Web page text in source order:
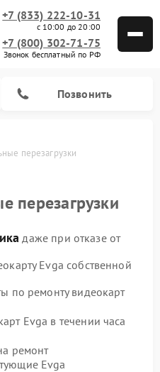
+7 (833) 222-10-31
с 10:00 до 20:00
+7 (800) 302-71-75
Звонок бесплатный по РФ
Позвонить
перезагрузки
перезагрузки
даже при отказе от
Evga собственной
по ремонту видеокарт
Evga в течении часа
ремонт
Evga